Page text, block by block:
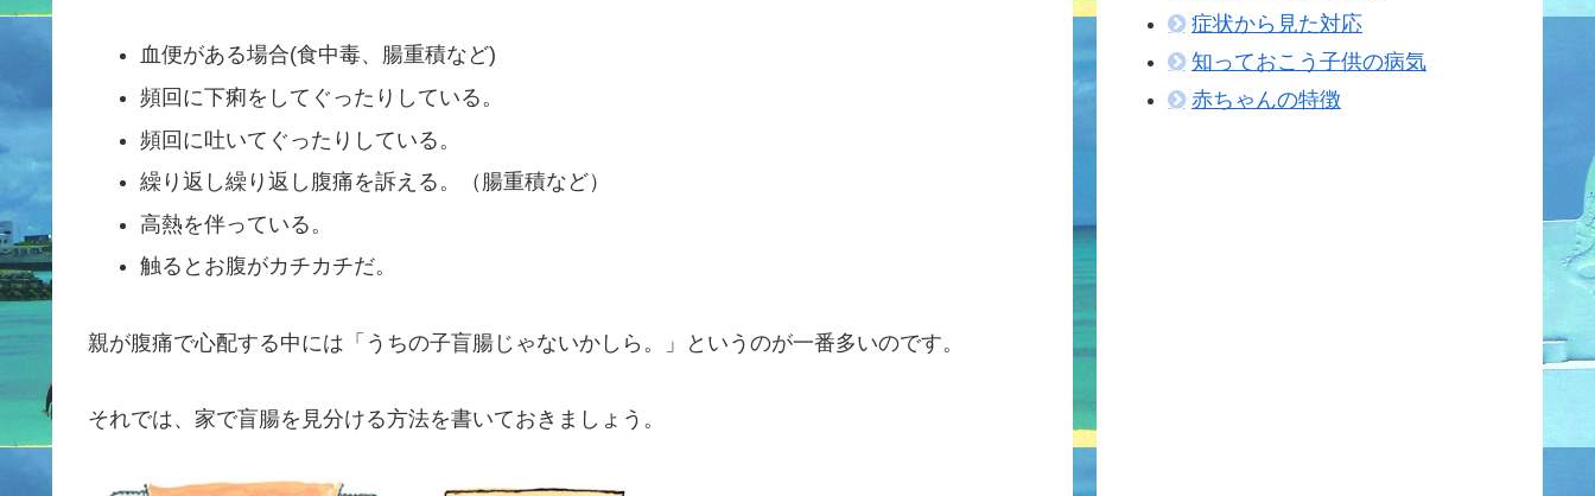
血便がある場合(食中毒、腸重積など)
頻回に下痢をしてぐったりしている。
頻回に吐いてぐったりしている。
繰り返し繰り返し腹痛を訴える。（腸重積など）
高熱を伴っている。
触るとお腹がカチカチだ。
親が腹痛で心配する中には「うちの子盲腸じゃないかしら。」というのが一番多いのです。
それでは、家で盲腸を見分ける方法を書いておきましょう。
症状から見た対応
知っておこう子供の病気
赤ちゃんの特徴